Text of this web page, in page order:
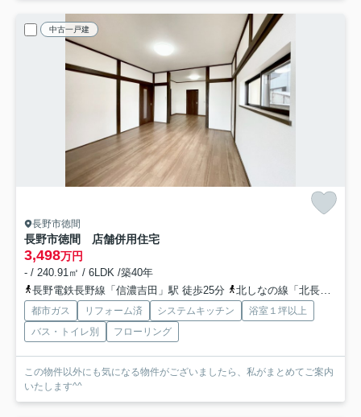
中古一戸建
長野市徳間
長野市徳間 店舗併用住宅
3,498万円
- / 240.91㎡ / 6LDK /築40年
長野電鉄長野線「信濃吉田」駅 徒歩25分
北しなの線「北長野」駅 徒歩25分
都市ガス リフォーム済 システムキッチン
浴室１坪以上
バス・トイレ別
フローリング
この物件以外にも気になる物件がございましたら、私がまとめてご案内
いたします^^